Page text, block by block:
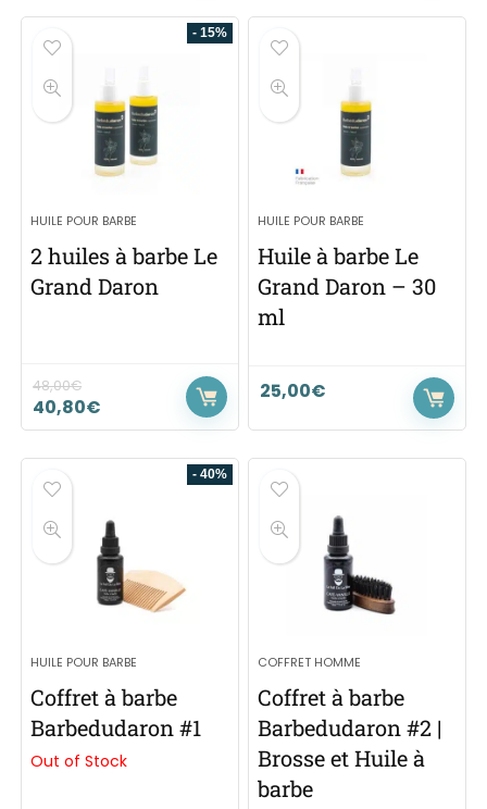
- 15%
HUILE POUR BARBE
2 huiles à barbe Le
Grand Daron
48,00€
40,80€
HUILE POUR BARBE
Huile à barbe Le
Grand Daron – 30
ml
25,00€
- 40%
HUILE POUR BARBE
Coffret à barbe
Barbedudaron #1
Out of Stock
COFFRET HOMME
Coffret à barbe
Barbedudaron #2 |
Brosse et Huile à
barbe